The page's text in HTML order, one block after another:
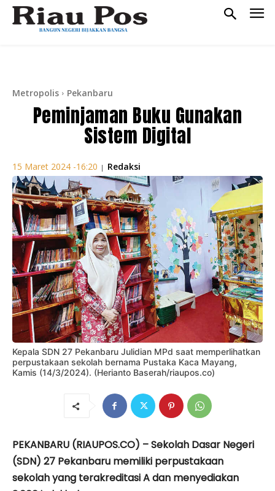
Metropolis Pekanbaru
Peminjaman Buku Gunakan
Sistem Digital
15 Maret 2024 -16:20 | Redaksi
Kepala SDN 27 Pekanbaru Julidian MPd saat memperlihatkan
perpustakaan sekolah bernama Pustaka Kaca Mayang,
Kamis (14/3/2024). (Herianto Baserah/riaupos.co)
PEKANBARU (RIAUPOS.CO) – Sekolah Dasar Negeri
(SDN) 27 Pekanbaru memiliki perpustakaan
sekolah yang terakreditasi A dan menyediakan